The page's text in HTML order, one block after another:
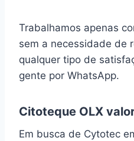
Trabalhamos apenas
sem a necessidade de
qualquer tipo de
gente por WhatsApp.
Citoteque OLX
Em busca de Cytotec